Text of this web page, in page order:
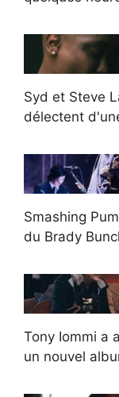
Syd et Steve
délectent
Smashing
du Brady
Tony Iommi a
un nouvel